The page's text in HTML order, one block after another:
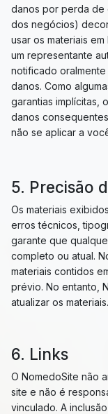
danos por perda de
dos negócios)
usar os materiais
um representante
notificado
danos. Como
garantias implícitas,
danos
não se aplicar a
5. Precisão
Os materiais
erros técnicos,
garante que
completo ou atual.
materiais contidos
prévio. No entanto,
atualizar os materiais.
6. Links
O NomedoSite não
site e não é
vinculado. A